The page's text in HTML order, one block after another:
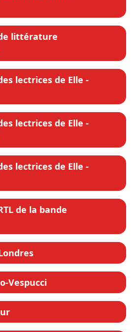
littérature
lectrices de Elle -
lectrices de Elle -
lectrices de Elle -
de la bande
Vespucci